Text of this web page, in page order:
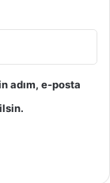
adım, e-posta